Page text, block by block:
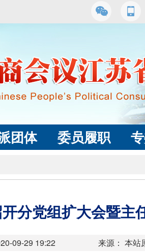
团体 委员履职
分党组扩大会暨主
09-29 19:22 来源： 本站